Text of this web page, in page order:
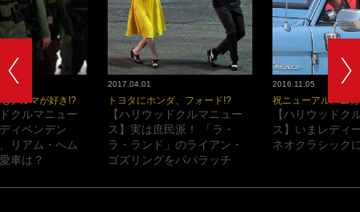
2017.04.01
トヨタにホンダ、フォード!?
【ハリウッドクルマニュー
ス】実は庶民派！ 「ラ・
ラ・ランド」のライアン・
ゴズリングをパパラッチ
2016.11.05
祝ニューアルバム
【ハリウッドク
ス】いまレディ
ネオクラシック
クルマが好き!?
クルマニュー
ィペンデン
リアム・へム
車は？